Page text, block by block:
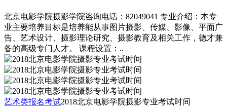
北京电影学院摄影学院咨询电话：82049041 专业介绍：本专
业主要培养目标是培养能从事图片摄影、传媒、影像、平面广
告、艺术设计、摄影理论研究、摄影教育及相关工作，德才兼
备的高级专门人才。 课程设置：..
艺术类报名考试2018北京电影学院摄影专业考试时间